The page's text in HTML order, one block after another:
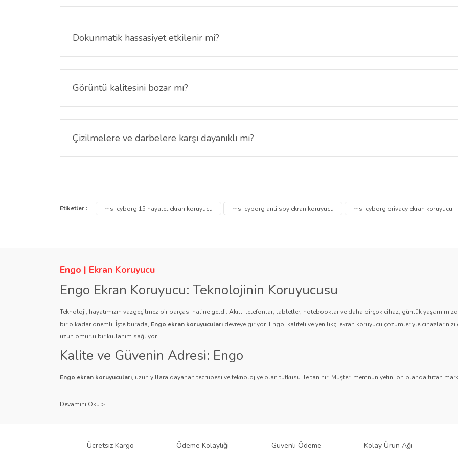
Evet. MSI Cyborg 15 15.6 inç Hayalet Ekran Koruyucu 16:9 ekran oranına özel üretilmiştir ve cihazınızın ekranına
Dokunmatik hassasiyet etkilenir mi?
Hayır.MSI Cyborg 15 15.6 inç Hayalet Ekran Koruyucu ultra şeffaf yapısı sayesinde oyunlarda, günlük kullanımda ve
Görüntü kalitesini bozar mı?
Hayalet filtre ekran parlaklığını biraz azaltabilir ancak netlik, renk canlılığı ve çözünürlük korunur. Gizlilik ve güvenlik
Çizilmelere ve darbelere karşı dayanıklı mı?
Evet. MSI Cyborg 15 15.6 inç Hayalet Ekran Koruyucu 9H sertlik derecesi sayesinde ekranı çizilmelere, darbelere ve
Bu ürüne ilk yorumu siz yapın!
Görüş ve önerileriniz için teşekkür ederiz.
Ürün bilgilerinde hatalar bulunuyor.
Ürün fiyatı diğer sitelerden daha pahalı.
Ürün hakkında henüz soru sorulmamış.
Etiketler : msı cyborg 15 hayalet ekran koruyucu msı cyborg anti spy ekran koruyucu msı cyborg privacy ekran koruyucu
Engo | Ekran Koruyucu
Engo Ekran Koruyucu: Teknolojinin Koruyucusu
Teknoloji, hayatımızın vazgeçilmez bir parçası haline geldi. Akıllı telefonlar, tabletler, notebooklar ve daha birçok cihaz, günlük
bir o kadar önemli. İşte burada, Engo ekran koruyucuları devreye giriyor. Engo, kaliteli ve yenilikçi ekran koruyucu çözümleriyle
uzun ömürlü bir kullanım sağlıyor.
Kalite ve Güvenin Adresi: Engo
Engo ekran koruyucuları, uzun yıllara dayanan tecrübesi ve teknolojiye olan tutkusu ile tanınır. Müşteri memnuniyetini ön planda tutan
Çeşitlilik ve Uyum: Engo Ekran Koruyucuları
gibi çeşitli türlerle Engo, cihazlarınız için mükemmel uyumu sağlar. Akıllı telefonlardan tabletlere, notebooklardan akıllı saatlere, araç
Ücretsiz Kargo Ödeme Kolaylığı Güvenli Ödeme Kolay Ürün Ağı